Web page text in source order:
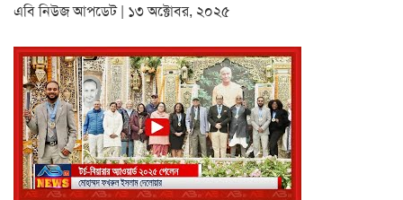
এবি নিউজ আপডেট | ১৩ অক্টোবর, ২০২৫